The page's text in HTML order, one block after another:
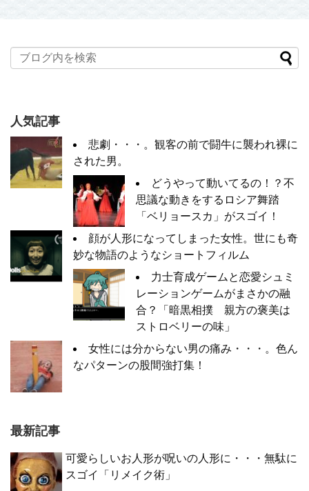
人気記事
悲劇・・・。観客の前で闘牛に襲われ裸に
された男。
どうやって動いてるの！？不
思議な動きをするロシア舞踏
「ベリョースカ」がスゴイ！
顔が人形になってしまった女性。世にも奇
妙な物語のようなショートフィルム
力士育成ゲームと恋愛シュミ
レーションゲームがまさかの融
合？「暗黒相撲 親方の褒美は
ストロベリーの味」
女性には分からない男の痛み・・・。色ん
なパターンの股間強打集！
最新記事
可愛らしいお人形が呪いの人形に・・・無駄に
スゴイ「リメイク術」